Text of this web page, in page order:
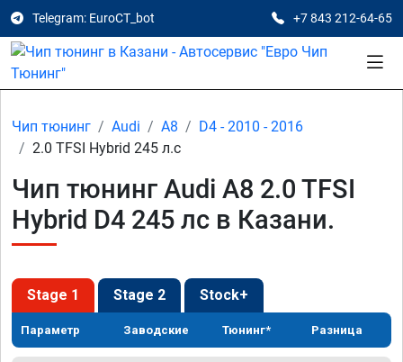
Telegram: EuroCT_bot +7 843 212-64-65
Чип тюнинг Audi A8
D4 - 2010 - 2016
2.0 TFSI Hybrid 245 л.с
Чип тюнинг Audi A8 2.0 TFSI
Hybrid D4 245 лс в Казани.
Stage 1 Stage 2 Stock+
Параметр Заводские Тюнинг* Разница